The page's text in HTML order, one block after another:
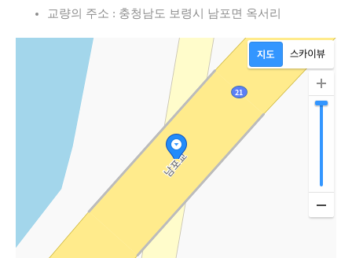
교량의 주소 : 충청남도 보령시 남포면 옥서리